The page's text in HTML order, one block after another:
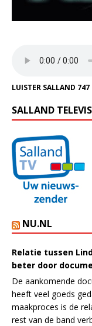
LUISTER SALLAND
SALLAND
NU.NL
Relatie tussen
beter door
De aankomende
heeft veel goeds
maakproces is de
rest van de band